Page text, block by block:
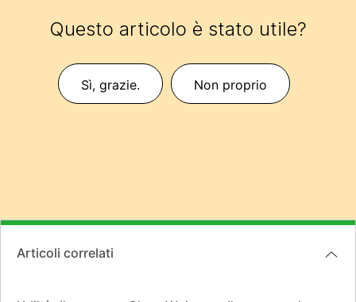
Questo articolo è stato utile?
Sì, grazie. Non proprio
Articoli correlati